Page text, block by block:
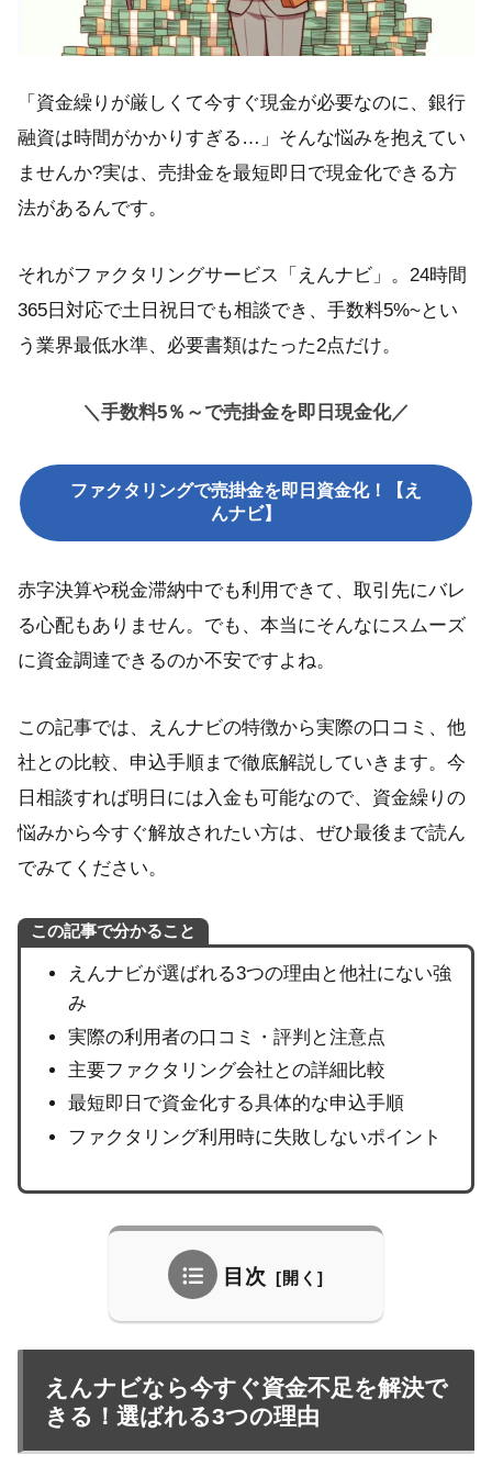
「資金繰りが厳しくて今すぐ現金が必要なのに、銀行
融資は時間がかかりすぎる…」そんな悩みを抱えてい
ませんか?実は、売掛金を最短即日で現金化できる方
法があるんです。
それがファクタリングサービス「えんナビ」。24時間
365日対応で土日祝日でも相談でき、手数料5%~とい
う業界最低水準、必要書類はたった2点だけ。
＼手数料5％～で売掛金を即日現金化／
ファクタリングで売掛金を即日資金化！【え
んナビ】
赤字決算や税金滞納中でも利用できて、取引先にバレ
る心配もありません。でも、本当にそんなにスムーズ
に資金調達できるのか不安ですよね。
この記事では、えんナビの特徴から実際の口コミ、他
社との比較、申込手順まで徹底解説していきます。今
日相談すれば明日には入金も可能なので、資金繰りの
悩みから今すぐ解放されたい方は、ぜひ最後まで読ん
でみてください。
この記事で分かること
えんナビが選ばれる3つの理由と他社にない強
み
実際の利用者の口コミ・評判と注意点
主要ファクタリング会社との詳細比較
最短即日で資金化する具体的な申込手順
ファクタリング利用時に失敗しないポイント
目次
えんナビなら今すぐ資金不足を解決で
きる！選ばれる3つの理由